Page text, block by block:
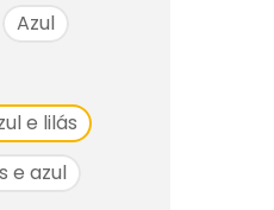
Azul
e lilás
e azul